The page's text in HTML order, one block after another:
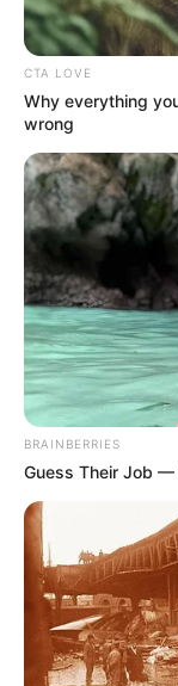
FACEBOOK
YOUTUBE
EMAIL
CTA LOVE
Why everything
wrong
BRAINBERRIES
Guess Their Job —